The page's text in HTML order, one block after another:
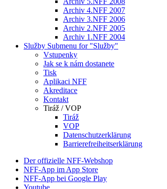
Archiv 4.NFF 2007
Archiv 3.NFF 2006
Archiv 2.NFF 2005
Archiv 1.NFF 2004
Služby Submenu for "Služby"
Vstupenky
Jak se k nám dostanete
Tisk
Aplikaci NFF
Akreditace
Kontakt
Tiráž / VOP
Tiráž
VOP
Datenschutzerklärung
Barrierefreiheitserklärung
Der offizielle NFF-Webshop
NFF-App im App Store
NFF-App bei Google Play
Youtube